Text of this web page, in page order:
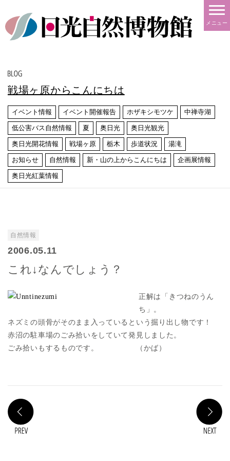
メニュー
戦場ヶ原からこんにちは
イベント情報 イベント開催報告 ホザキシモツケ 中禅寺湖
低公害バス自然情報 夏 奥日光 奥日光観光
奥日光開花情報 戦場ヶ原 栃木 歩道状況 湯滝
お知らせ 自然情報 新・山の上からこんにちは 企画展情報
奥日光紅葉情報
自然情報
2006.05.11
これ↓なんでしょう？
正解は「きつねのうん
ち」。
ネズミの頭骨がそのまま入っているという掘り出し物です！
赤沼の駐車場のごみ拾いをしていて発見しました。
ごみ拾いもするものです。 （かば）